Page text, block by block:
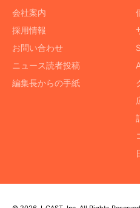
会社案内
採用情報
お問い合わせ
ニュース読者投稿
編集長からの手紙